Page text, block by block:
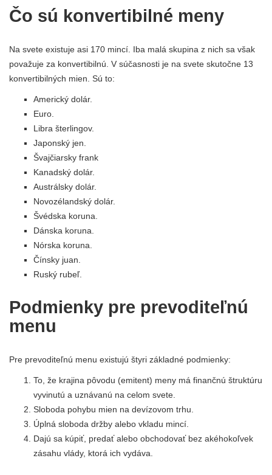
Čo sú konvertibilné meny
Na svete existuje asi 170 mincí. Iba malá skupina z nich sa však
považuje za konvertibilnú. V súčasnosti je na svete skutočne 13
konvertibilných mien. Sú to:
Americký dolár.
Euro.
Libra šterlingov.
Japonský jen.
Švajčiarsky frank
Kanadský dolár.
Austrálsky dolár.
Novozélandský dolár.
Švédska koruna.
Dánska koruna.
Nórska koruna.
Čínsky juan.
Ruský rubeľ.
Podmienky pre prevoditeľnú
menu
Pre prevoditeľnú menu existujú štyri základné podmienky:
To, že krajina pôvodu (emitent) meny má finančnú štruktúru
vyvinutú a uznávanú na celom svete.
Sloboda pohybu mien na devízovom trhu.
Úplná sloboda držby alebo vkladu mincí.
Dajú sa kúpiť, predať alebo obchodovať bez akéhokoľvek
zásahu vlády, ktorá ich vydáva.